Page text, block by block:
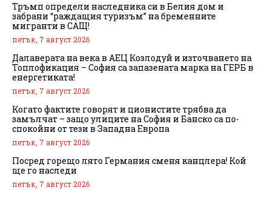
Тръмп определи наследника си в Белия дом и
забрани “раждащия туризъм” на бременните
мигранти в САЩ!
петък, 7 август 2026
Далаверата на века в АЕЦ Козлодуй и източването на
Топлофикация – София са запазената марка на ГЕРБ в
енергетиката!
петък, 7 август 2026
Когато фактите говорят и ционистите трябва да
замълчат – защо улиците на София и Банско са по-
спокойни от тези в Западна Европа
петък, 7 август 2026
Посред горещо лято Германия сменя канцлера! Кой
ще го наследи
петък, 7 август 2026